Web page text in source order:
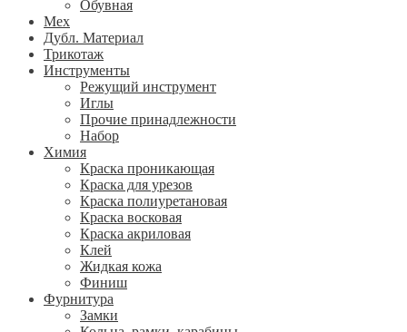
Обувная
Мех
Дубл. Материал
Трикотаж
Инструменты
Режущий инструмент
Иглы
Прочие принадлежности
Набор
Химия
Краска проникающая
Краска для урезов
Краска полиуретановая
Краска восковая
Краска акриловая
Клей
Жидкая кожа
Финиш
Фурнитура
Замки